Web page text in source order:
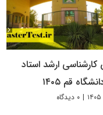
ارشد استاد
قم ۱۴۰۵
| ۰ دیدگاه